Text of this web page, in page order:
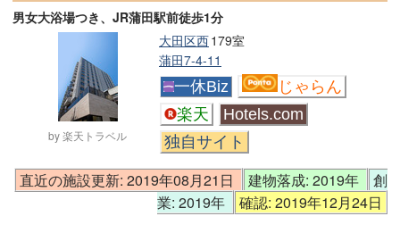
男女大浴場つき、JR蒲田駅前徒歩1分
by 楽天トラベル
179室
大田区西
蒲田7-4-11
一休Biz
じゃらん
楽天
Hotels.com
独自サイト
直近の施設更新: 2019年08月21日 建物落成: 2019年
創
業: 2019年
確認: 2019年12月24日